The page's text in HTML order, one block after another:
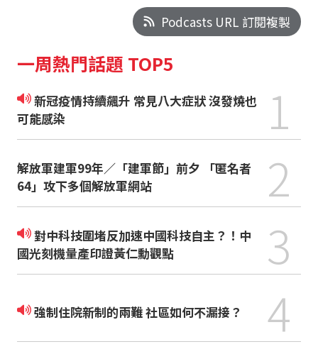
Podcasts URL 訂閱複製
一周熱門話題 TOP5
新冠疫情持續飆升 常見八大症狀 沒發燒也
可能感染
1
解放軍建軍99年／「建軍節」前夕 「匿名者
64」攻下多個解放軍網站
2
對中科技圍堵反加速中國科技自主？！中
國光刻機量產印證黃仁勳觀點
3
強制住院新制的兩難 社區如何不漏接？
4